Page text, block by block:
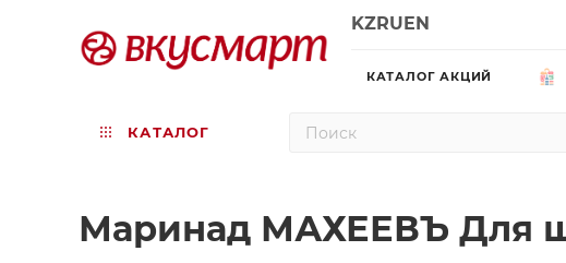
KZRUEN
КАТАЛОГ АКЦИЙ
КАТАЛОГ
Маринад МАХЕЕВЪ Для